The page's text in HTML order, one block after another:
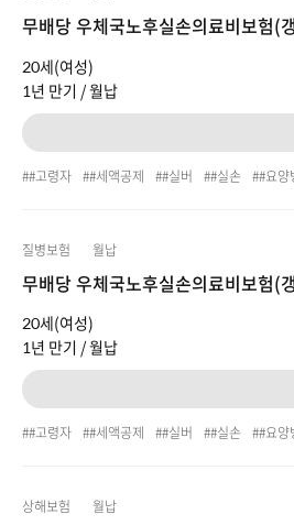
무배당 우체국노후실손의료비보험
20세(여성)
1년 만기 /월납
#고령자 #세액공제 #실버 #실손 #요양
질병보험 월납
무배당 우체국노후실손의료비보험
20세(여성)
1년 만기 /월납
#고령자 #세액공제 #실버 #실손 #요양
상해보험 월납